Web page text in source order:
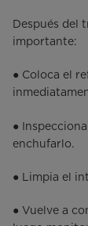
Después del
importante:
● Coloca el
●
enchufarlo.
● Limpia el
● Vuelve a